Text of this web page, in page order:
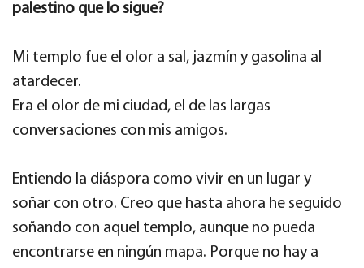
palestino que lo sigue?
Mi templo fue el olor a sal, jazmín y gasolina al
atardecer.
Era el olor de mi ciudad, el de las largas
conversaciones con mis amigos.
Entiendo la diáspora como vivir en un lugar y
soñar con otro. Creo que hasta ahora he seguido
soñando con aquel templo, aunque no pueda
encontrarse en ningún mapa. Porque no hay a